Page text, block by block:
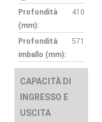
Profondità
(mm):
410
Profondità
imballo (mm):
571
CAPACITÀ DI
INGRESSO E
USCITA